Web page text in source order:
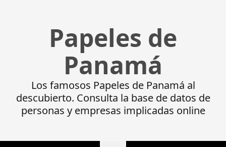
Papeles de
Panamá
Los famosos Papeles de Panamá al
descubierto. Consulta la base de datos de
personas y empresas implicadas online